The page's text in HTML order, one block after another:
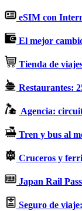
eSIM con
El mejor
Tienda de
Restaurantes:
Agencia:
Tren y bus al
Cruceros y
Japan Rail
Seguro de